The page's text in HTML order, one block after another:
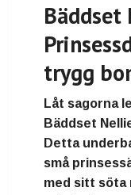
Bäddset
trygg
Låt sagorna
Bäddset
Detta
små
med sitt söta